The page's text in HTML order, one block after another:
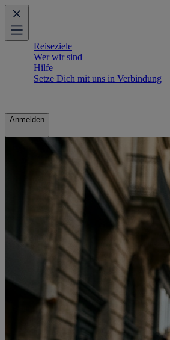
Reiseziele
Wer wir sind
Hilfe
Setze Dich mit uns in Verbindung
Anmelden